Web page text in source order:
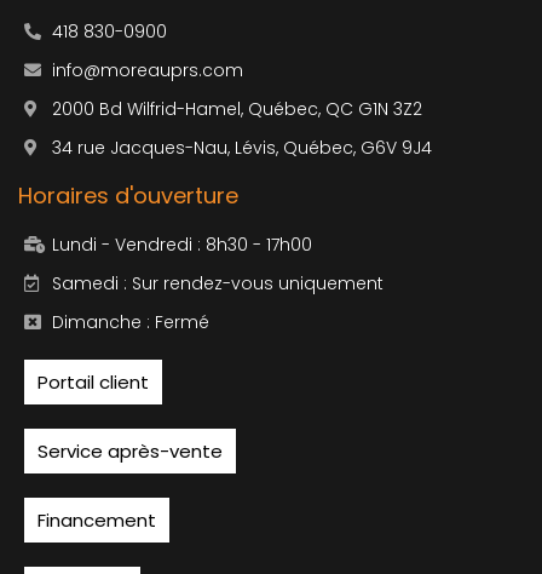
418 830-0900
info@moreauprs.com
2000 Bd Wilfrid-Hamel, Québec, QC G1N 3Z2
34 rue Jacques-Nau, Lévis, Québec, G6V 9J4
Horaires d'ouverture
Lundi - Vendredi : 8h30 - 17h00
Samedi : Sur rendez-vous uniquement
Dimanche : Fermé
Portail client
Service après-vente
Financement